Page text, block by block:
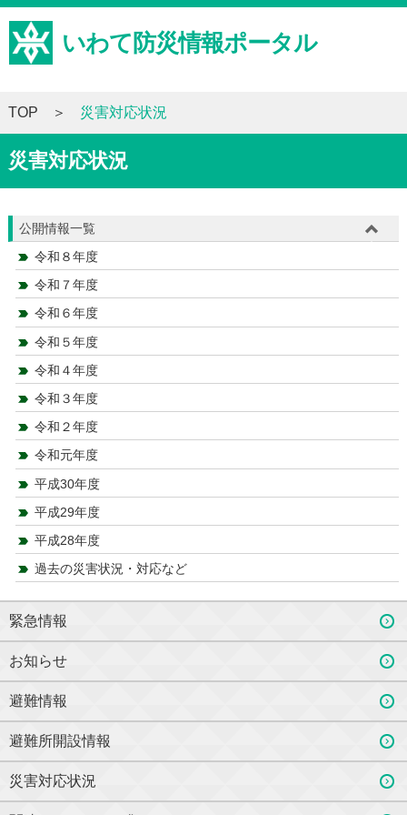
いわて防災情報ポータル
TOP 災害対応状況
災害対応状況
公開情報一覧
令和８年度
令和７年度
令和６年度
令和５年度
令和４年度
令和３年度
令和２年度
令和元年度
平成30年度
平成29年度
平成28年度
過去の災害状況・対応など
緊急情報
お知らせ
避難情報
避難所開設情報
災害対応状況